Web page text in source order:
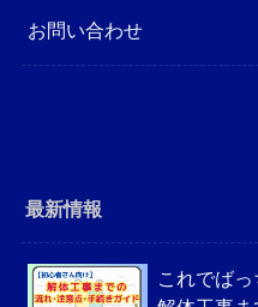
お問い合わせ
最新情報
これでば